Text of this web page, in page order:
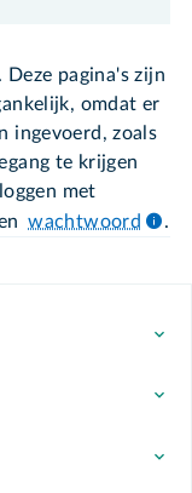
pagina's zijn
omdat er
ingevoerd, zoals
te krijgen
met
wachtwoord .